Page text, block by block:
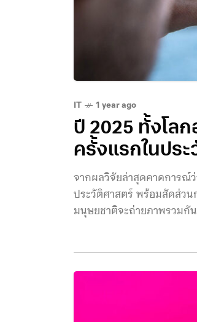
IT 1 year ago
ปี 2025 ทั้งโล
ครั้งแรกในปร
จากผลวิจัยล่าสุดคาดการณ์
ประวัติศาสตร์ พร้อมสัดส่วน
มนุษยชาติจะถ่ายภาพรวมกั